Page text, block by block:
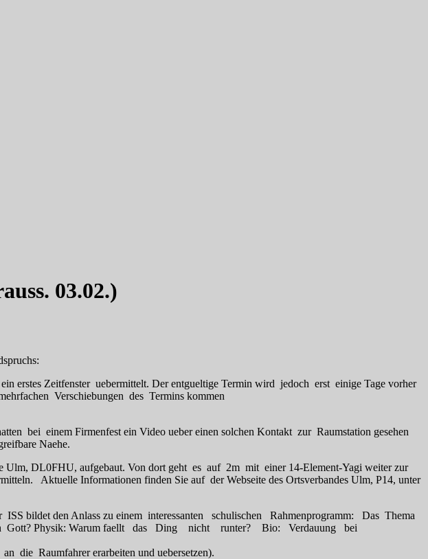
03.02.)
erstes Zeitfenster uebermittelt. Der entgueltige Termin wird jedoch erst einige Tage vorher
Verschiebungen des Termins kommen
bei einem Firmenfest ein Video ueber einen solchen Kontakt zur Raumstation gesehen
Naehe.
DL0FHU, aufgebaut. Von dort geht es auf 2m mit einer 14-Element-Yagi weiter zur
Aktuelle Informationen finden Sie auf der Webseite des Ortsverbandes Ulm, P14, unter
bildet den Anlass zu einem interessanten schulischen Rahmenprogramm: Das Thema
Gott? Physik: Warum faellt das Ding nicht runter? Bio: Verdauung bei
die Raumfahrer erarbeiten und uebersetzen).